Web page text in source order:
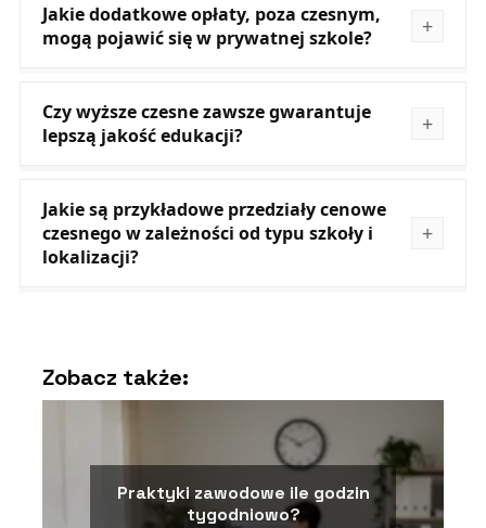
Jakie dodatkowe opłaty, poza czesnym,
mogą pojawić się w prywatnej szkole?
Czy wyższe czesne zawsze gwarantuje
lepszą jakość edukacji?
Jakie są przykładowe przedziały cenowe
czesnego w zależności od typu szkoły i
lokalizacji?
Zobacz także:
Praktyki zawodowe ile godzin
tygodniowo?